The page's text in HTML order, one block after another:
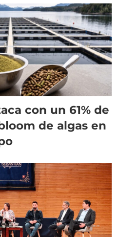
con un 61% de
de algas en